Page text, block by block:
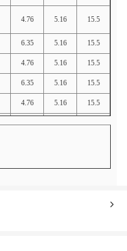
4.76 5.16 15.5
6.35 5.16 15.5
4.76 5.16 15.5
6.35 5.16 15.5
4.76 5.16 15.5
6.35 5.16 15.5